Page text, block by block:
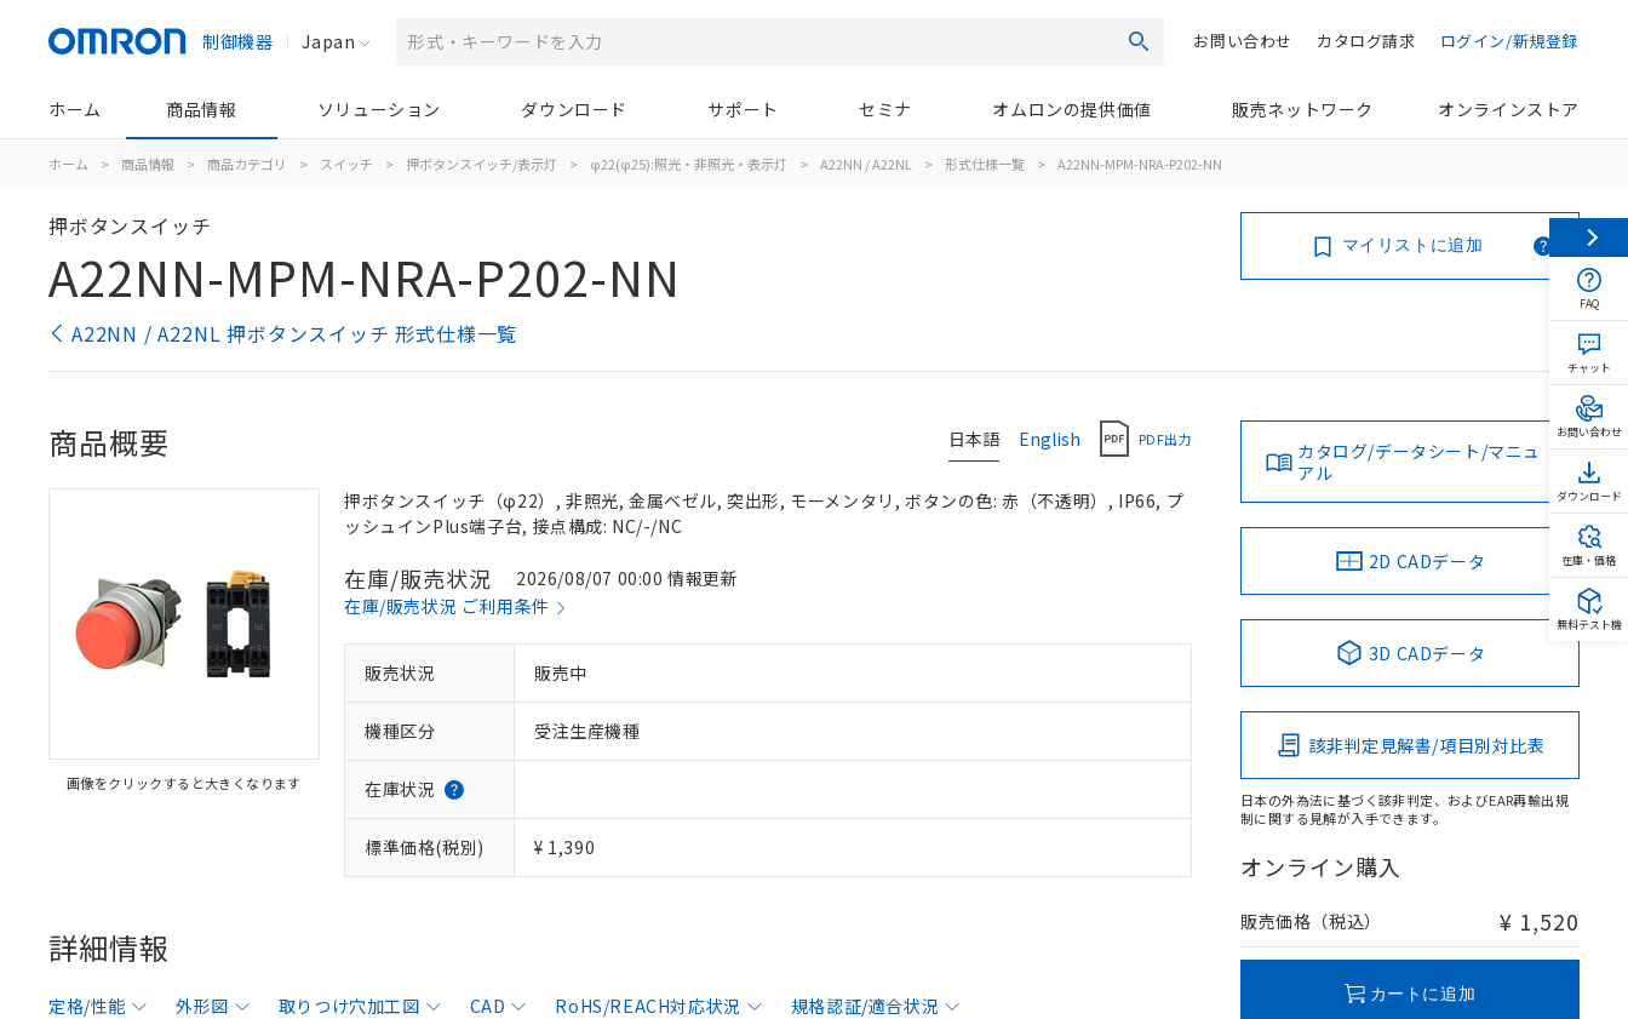
制御機器 Japan 検索 ログイン/新規登録
カタログ請求
お問い合わせ
ホーム 商品情報 ソリューション ダウンロード サポート セミナ オムロンの提供価値 販売ネットワーク オンラインストア
ホーム > 商品情報 > 商品カテゴリ > スイッチ > 押ボタンスイッチ/表示灯 > φ22(φ25):照光・非照光・表示灯 > A22NN / A22NL > 形式仕様一覧 > A22NN-MPM-NRA-P202-NN
押ボタンスイッチ
A22NN-MPM-NRA-P202-NN
A22NN / A22NL 押ボタンスイッチ 形式仕様一覧
マイリストに追加
日本語 English PDF出力
商品概要
画像をクリックすると大きくなります
押ボタンスイッチ（φ22）, 非照光, 金属ベゼル, 突出形, モーメンタリ, ボタンの色: 赤（不透明）, IP66, プ
ッシュインPlus端子台, 接点構成: NC/-/NC
在庫/販売状況
2026/08/07 00:00 情報更新
在庫/販売状況 ご利用条件
販売状況 販売中
機種区分 受注生産機種
在庫状況
標準価格(税別) ¥ 1,390
詳細情報
定格/性能 外形図 取りつけ穴加工図 CAD RoHS/REACH対応状況 規格認証/適合状況
カタログ/データシート/マニュ
アル
2D CADデータ
3D CADデータ
該非判定見解書/項目別対比表
日本の外為法に基づく該非判定、およびEAR再輸出規
制に関する見解が入手できます。
オンライン購入
販売価格（税込） ¥ 1,520
カートに追加
FAQ
チャット
お問い合わせ
ダウンロード
在庫・価格
無料テスト機